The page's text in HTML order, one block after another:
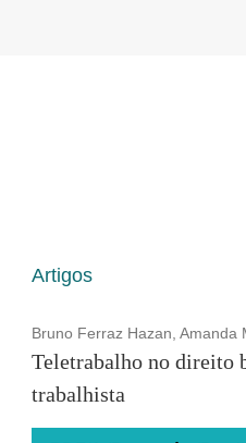
Artigos
Bruno Ferraz Hazan, Amanda
Teletrabalho no direito
trabalhista